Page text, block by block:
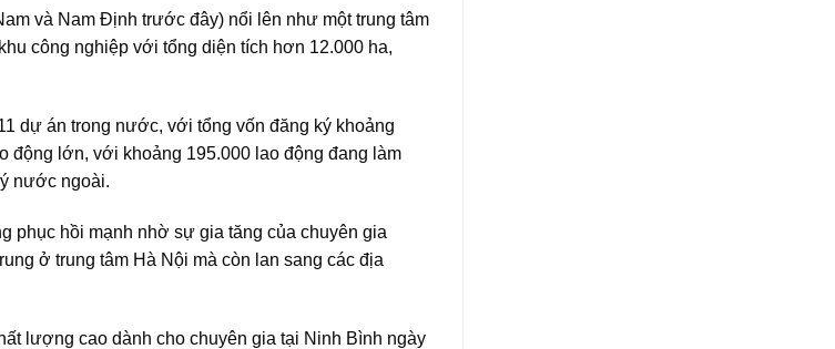
và Nam Định trước đây) nổi lên như một trung tâm
công nghiệp với tổng diện tích hơn 12.000 ha,
dự án trong nước, với tổng vốn đăng ký khoảng
động lớn, với khoảng 195.000 lao động đang làm
nước ngoài.
phục hồi mạnh nhờ sự gia tăng của chuyên gia
ở trung tâm Hà Nội mà còn lan sang các địa
lượng cao dành cho chuyên gia tại Ninh Bình ngày